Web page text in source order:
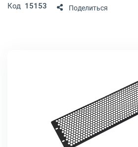
Код 15153 Поделиться